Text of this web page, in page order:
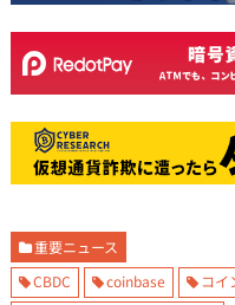
重要ニュース
CBDC
coinbase コイ